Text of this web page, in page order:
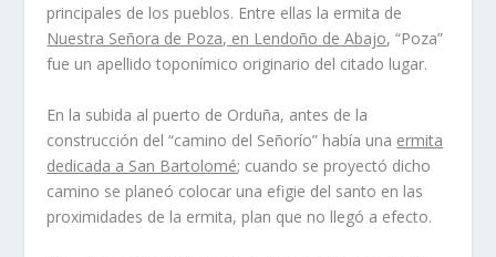
principales de los pueblos. Entre ellas la ermita de
Nuestra Señora de Poza, en Lendoño de Abajo, “Poza”
fue un apellido toponímico originario del citado lugar.
En la subida al puerto de Orduña, antes de la
construcción del “camino del Señorío” había una ermita
dedicada a San Bartolomé; cuando se proyectó dicho
camino se planeó colocar una efigie del santo en las
proximidades de la ermita, plan que no llegó a efecto.